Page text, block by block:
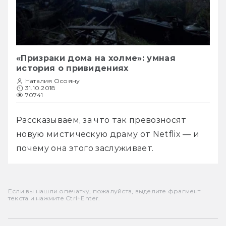
«Призраки дома на холме»: умная
история о привидениях
Наталия Осояну
31.10.2018
70741
Рассказываем, за что так превозносят
новую мистическую драму от Netflix — и
почему она этого заслуживает.
Если вы нашли опечатку, пожалуйста, выделите фрагмент
текста и нажмите Ctrl+Enter.